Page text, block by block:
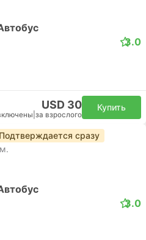
3.0
USD 30
за взрослого
Купить
Подтверждается сразу
3.0